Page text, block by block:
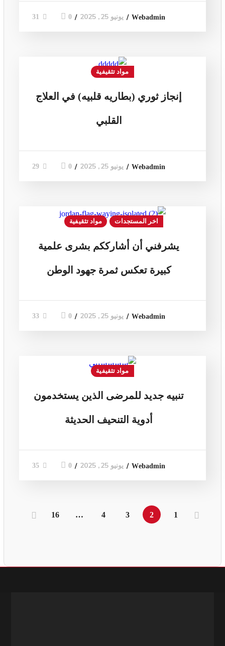
Webadmin يونيو 25, 2025 0
31
مواد تثقيفية
إنجاز ثوري (بطاريه قلبيه) في العلاج
القلبي
Webadmin يونيو 25, 2025 0
29
اخر المستجدات مواد تثقيفية
يشرفني أن أشارككم بشرى علمية
كبيرة تعكس ثمرة جهود الوطن
Webadmin يونيو 25, 2025 0
33
مواد تثقيفية
تنبيه جديد للمرضى الذين يستخدمون
أدوية التنحيف الحديثة
Webadmin يونيو 25, 2025 0
35
1
2
3
4
…
16